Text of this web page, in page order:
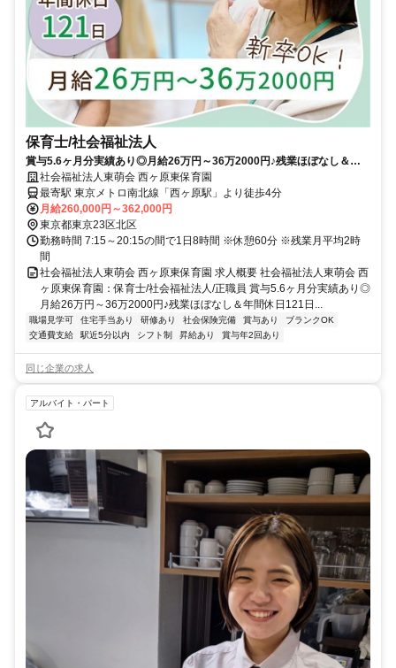
保育士/社会福祉法人
賞与5.6ヶ月分実績あり◎月給26万円～36万2000円♪残業ほぼなし＆年
間休日121日あり☆駅から徒歩4分♪新卒OK！【東京都北区、西ヶ原駅、
保育園、保育士、正職員】
社会福祉法人東萌会 西ヶ原東保育園
最寄駅 東京メトロ南北線「西ヶ原駅」より徒歩4分
月給260,000円～362,000円
東京都東京23区北区
勤務時間 7:15～20:15の間で1日8時間 ※休憩60分 ※残業月平均2時
間
社会福祉法人東萌会 西ヶ原東保育園 求人概要 社会福祉法人東萌会 西
ヶ原東保育園：保育士/社会福祉法人/正職員 賞与5.6ヶ月分実績あり◎
月給26万円～36万2000円♪残業ほぼなし＆年間休日121日...
職場見学可 住宅手当あり 研修あり 社会保険完備 賞与あり
ブランクOK
交通費支給
駅近5分以内 シフト制 昇給あり 賞与年2回あり
同じ企業の求人
アルバイト・パート